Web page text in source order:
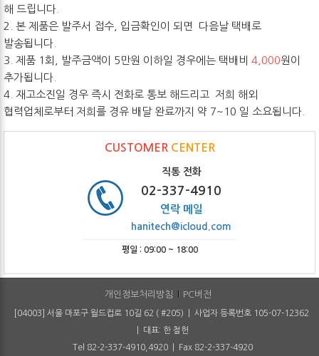
해 드립니다.
2. 본 제품은 발주서 접수, 입금확인이 되면 다음날 택배로
발송됩니다.
3. 제품 1회, 발주금액이 5만원 이하일 경우에는 택배비 4,000원이
추가됩니다.
4. 재고소진일 경우 즉시 전화로 통보 해드리고 저희 해외
협력업체로부터 저희를 경유 배달 완료까지 약 7~10 일 소요됩니다.
CUSTOMER CENTER
직통 전화
02-337-4910
연락 메일
hanitech@icloud.com
평일 : 09:00 ~ 18:00
개인정보처리방침 PC버전
[04003] 서울 마포구 월드컵로 10길 62 ( #205) | 사업자 등록번호 105-07-12362
| 대표: 한 철헌
Tel 82-2-337-4910,4920 | Fax 82-2-337-4920